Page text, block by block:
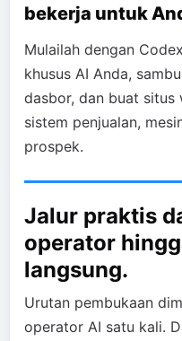
bekerja untuk
Mulailah dengan
khusus AI Anda,
dasbor, dan buat situs
sistem penjualan,
prospek.
Jalur praktis
operator
langsung.
Urutan pembukaan
operator AI satu kali.